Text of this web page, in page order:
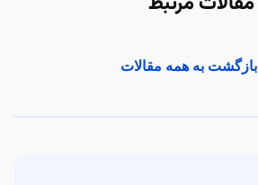
بازگشت به همه مقالات